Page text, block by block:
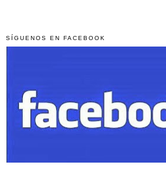
SÍGUENOS EN FACEBOOK